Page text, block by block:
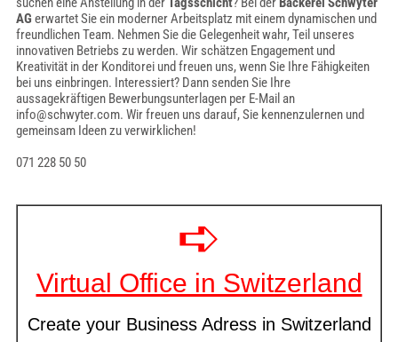
AG erwartet Sie ein moderner Arbeitsplatz mit einem dynamischen und
freundlichen Team. Nehmen Sie die Gelegenheit wahr, Teil unseres
innovativen Betriebs zu werden. Wir schätzen Engagement und
Kreativität in der Konditorei und freuen uns, wenn Sie Ihre Fähigkeiten
bei uns einbringen. Interessiert? Dann senden Sie Ihre
aussagekräftigen Bewerbungsunterlagen per E-Mail an
info@schwyter.com. Wir freuen uns darauf, Sie kennenzulernen und
gemeinsam Ideen zu verwirklichen!
071 228 50 50